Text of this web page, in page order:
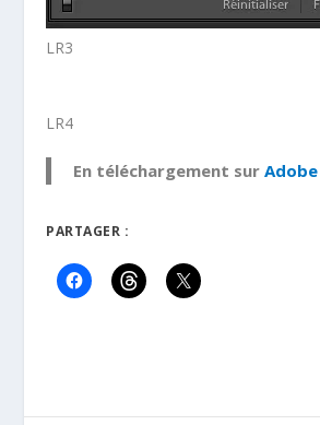
LR3
LR4
En téléchargement sur
PARTAGER :